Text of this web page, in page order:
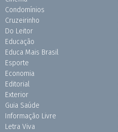
Condomínios
Cruzeirinho
Do Leitor
Educação
Educa Mais Brasil
Esporte
Economia
Editorial
Exterior
Guia Saúde
Informação Livre
Letra Viva